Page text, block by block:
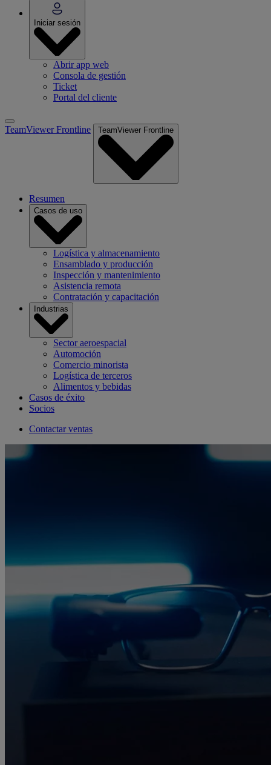
Iniciar sesión
Abrir app web
Consola de gestión
Ticket
Portal del cliente
TeamViewer Frontline TeamViewer Frontline
Resumen
Casos de uso
Logística y almacenamiento
Ensamblado y producción
Inspección y mantenimiento
Asistencia remota
Contratación y capacitación
Industrias
Sector aeroespacial
Automoción
Comercio minorista
Logística de terceros
Alimentos y bebidas
Casos de éxito
Socios
Contactar ventas